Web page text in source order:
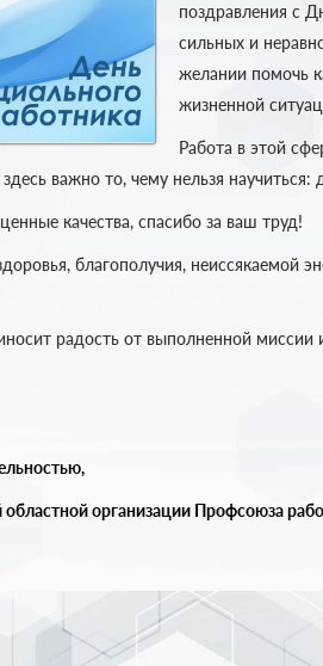
поздравления с
сильных и
желании помочь
жизненной
Работа в этой
важно то, чему нельзя
качества, спасибо за ваш труд!
благополучия, неиссякаемой
радость от выполненной миссии
областной организации Профсоюза